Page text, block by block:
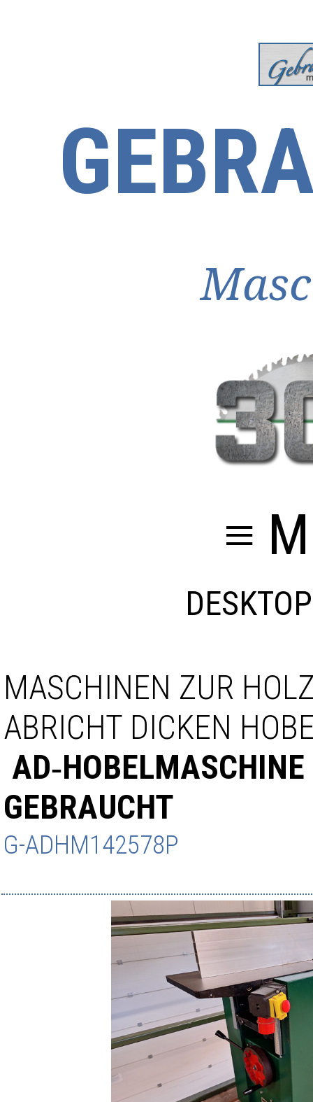
≡
MASCHINEN ZUR
ABRICHT DICKEN
GEBRAUCHT
G-ADHM142578P